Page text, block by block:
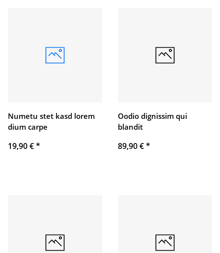
Numetu stet kasd lorem
dium carpe
19,90 €*
Oodio dignissim qui
blandit
89,90 €*